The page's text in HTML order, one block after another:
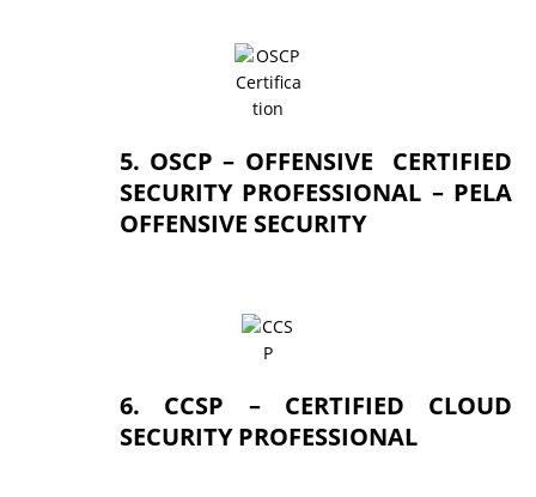
5. OSCP – OFFENSIVE CERTIFIED
SECURITY PROFESSIONAL – PELA
OFFENSIVE SECURITY
6. CCSP – CERTIFIED CLOUD
SECURITY PROFESSIONAL